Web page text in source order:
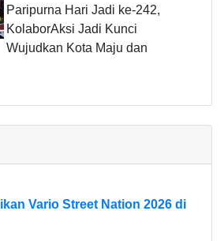
Paripurna Hari Jadi ke-242,
KolaborAksi Jadi Kunci
Wujudkan Kota Maju dan
Vario Street Nation 2026 di